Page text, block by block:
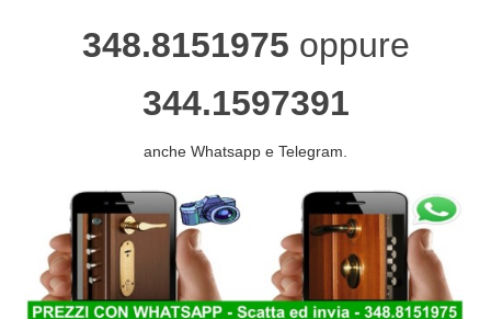
348.8151975 oppure
344.1597391
anche Whatsapp e Telegram.